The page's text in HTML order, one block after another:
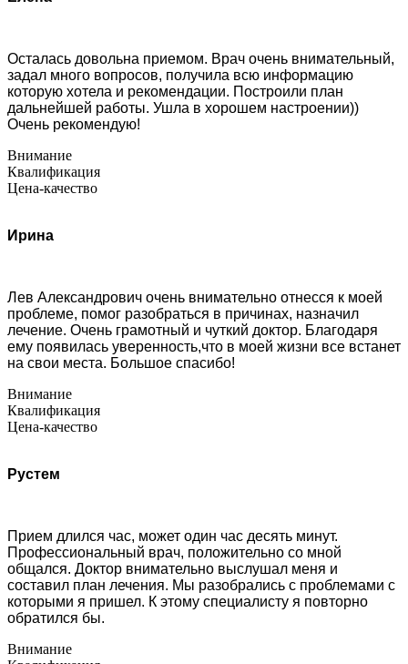
Осталась довольна приемом. Врач очень внимательный,
задал много вопросов, получила всю информацию
которую хотела и рекомендации. Построили план
дальнейшей работы. Ушла в хорошем настроении))
Очень рекомендую!
Внимание
Квалификация
Цена-качество
Ирина
Лев Александрович очень внимательно отнесся к моей
проблеме, помог разобраться в причинах, назначил
лечение. Очень грамотный и чуткий доктор. Благодаря
ему появилась уверенность,что в моей жизни все встанет
на свои места. Большое спасибо!
Внимание
Квалификация
Цена-качество
Рустем
Прием длился час, может один час десять минут.
Профессиональный врач, положительно со мной
общался. Доктор внимательно выслушал меня и
составил план лечения. Мы разобрались с проблемами с
которыми я пришел. К этому специалисту я повторно
обратился бы.
Внимание